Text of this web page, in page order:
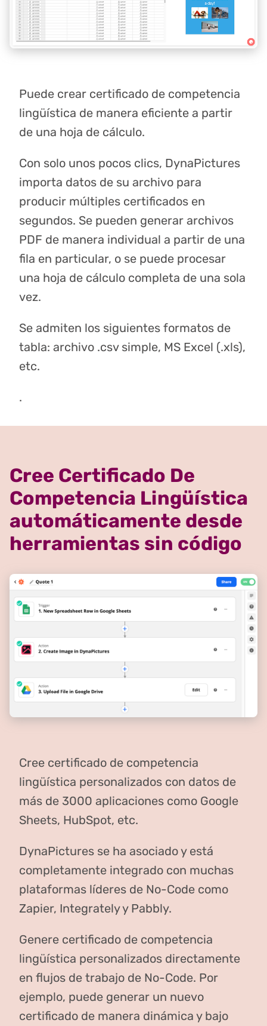
Puede crear certificado de competencia
lingüística de manera eficiente a partir
de una hoja de cálculo.
Con solo unos pocos clics, DynaPictures
importa datos de su archivo para
producir múltiples certificados en
segundos. Se pueden generar archivos
PDF de manera individual a partir de una
fila en particular, o se puede procesar
una hoja de cálculo completa de una sola
vez.
Se admiten los siguientes formatos de
tabla: archivo .csv simple, MS Excel (.xls),
etc.
.
Cree Certificado De
Competencia Lingüística
automáticamente desde
herramientas sin código
Cree certificado de competencia
lingüística personalizados con datos de
más de 3000 aplicaciones como Google
Sheets, HubSpot, etc.
DynaPictures se ha asociado y está
completamente integrado con muchas
plataformas líderes de No-Code como
Zapier, Integrately y Pabbly.
Genere certificado de competencia
lingüística personalizados directamente
en flujos de trabajo de No-Code. Por
ejemplo, puede generar un nuevo
certificado de manera dinámica y bajo